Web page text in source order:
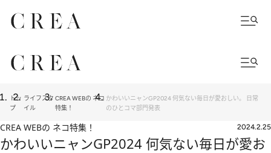
トッ
プ
ライフスタ
イル
CREA WEBの ネコ
特集！
かわいいニャンGP2024 何気ない毎日が愛おしい。 日常
のひとコマ部門発表
CREA WEBの ネコ特集！ 2024.2.25
かわいいニャンGP2024 何気ない毎日が愛お